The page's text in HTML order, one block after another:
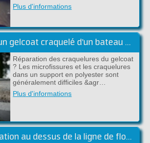
Plus d'informations
Réparation d'un gelcoat craquelé d'un bateau en polyester
Réparation des craquelures du gelcoat
? Les microfissures et les craquelures
dans un support en polyester sont
généralement difficiles &agr…
Plus d'informations
Gelcoat réparation au dessus de la ligne de flottaison